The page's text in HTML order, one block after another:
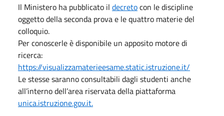
Il Ministero ha pubblicato il decretocon le discipline
oggetto della seconda prova e le quattro materie del
colloquio.
Per conoscerle è disponibile un apposito motore di
ricerca:
https://visualizzamaterieesame.static.istruzione.it/
Le stesse saranno consultabili dagli studenti anche
all’interno dell’area riservata della piattaforma
unica.istruzione.gov.it.